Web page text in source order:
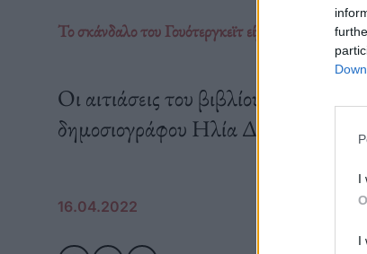
I
I
Το σκάνδαλο του Γουότεργκεϊτ είχε «άρωμα»
Οι αιτιάσεις του βιβλίου «Ο
δημοσιογράφου Ηλία
16.04.2022